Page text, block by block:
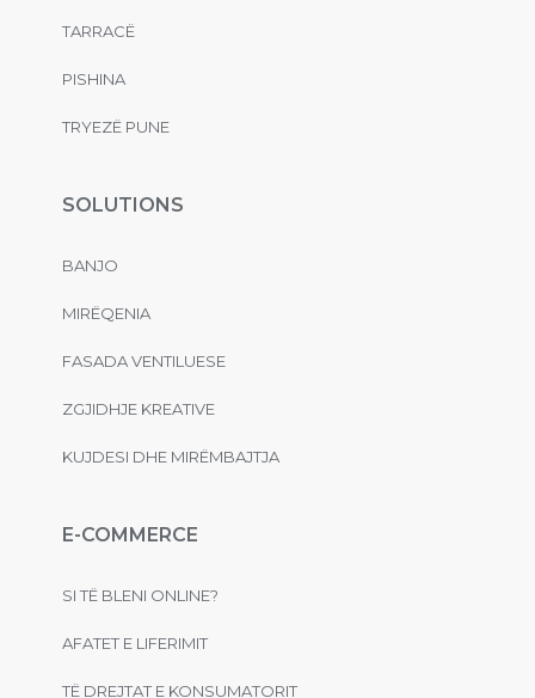
TARRACË
PISHINA
TRYEZË PUNE
SOLUTIONS
BANJO
MIRËQENIA
FASADA VENTILUESE
ZGJIDHJE KREATIVE
KUJDESI DHE MIRËMBAJTJA
E-COMMERCE
SI TË BLENI ONLINE?
AFATET E LIFERIMIT
TË DREJTAT E KONSUMATORIT